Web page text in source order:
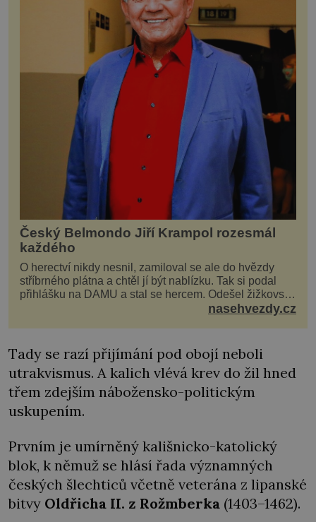
Český Belmondo Jiří Krampol rozesmál
každého
O herectví nikdy nesnil, zamiloval se ale do hvězdy
stříbrného plátna a chtěl jí být nablízku. Tak si podal
přihlášku na DAMU a stal se hercem. Odešel žižkovský
matador, který všude rozdával humor, i když jemu
nasehvezdy.cz
Tady se razí přijímání pod obojí neboli
utrakvismus. A kalich vlévá krev do žil hned
třem zdejším nábožensko-politickým
uskupením.
Prvním je umírněný kališnicko-katolický
blok, k němuž se hlásí řada významných
českých šlechticů včetně veterána z lipanské
bitvy Oldřicha II. z Rožmberka (1403–1462).